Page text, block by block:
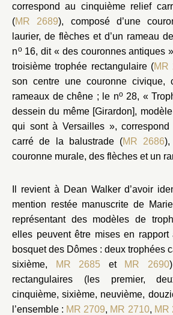
correspond au cinquième relief
(MR 2689), composé d’une
laurier, de flèches et d’un rameau
no16, dit « des couronnes antiques
troisième trophée rectangulaire (MR
son centre une couronne civique,
rameaux de chêne ; le no28, «
dessein du même [Girardon],
qui sont à Versailles »,
carré de la balustrade (MR 2686),
couronne murale, des flèches et un
Il revient à Dean Walker d’avoir
mention restée manuscrite de
représentant des modèles de
elles peuvent être mises en
bosquet des Dômes : deux trophées
sixième,
MR 2685 et MR 2690
rectangulaires (les premier,
cinquième, sixième, neuvième,
l’ensemble : MR 2709, MR 2710, MR